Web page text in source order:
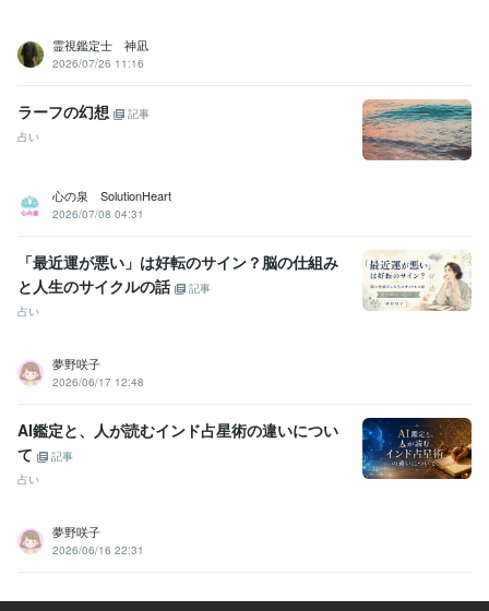
霊視鑑定士 神凪
2026/07/26 11:16
ラーフの幻想
記事
占い
心の泉 SolutionHeart
2026/07/08 04:31
「最近運が悪い」は好転のサイン？脳の仕組み
と人生のサイクルの話
記事
占い
夢野咲子
2026/06/17 12:48
AI鑑定と、人が読むインド占星術の違いについ
て
記事
占い
夢野咲子
2026/06/16 22:31